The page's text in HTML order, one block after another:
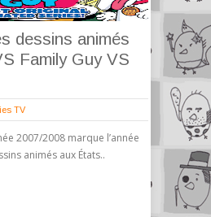
dessins animés
Family Guy VS
TV
2007/2008 marque l’année
animés aux États..